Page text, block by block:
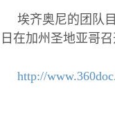
埃齐奥尼的团队
日在加州圣地亚哥
http://